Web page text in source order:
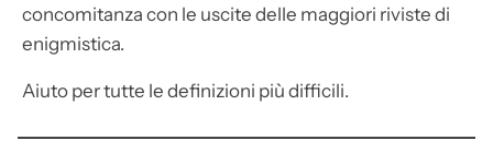
concomitanza con le uscite delle maggiori riviste di
enigmistica.
Aiuto per tutte le definizioni più difficili.